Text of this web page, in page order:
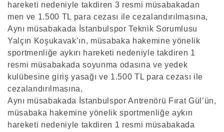
hareketi nedeniyle takdiren 3 resmi müsabakadan
men ve 1.500 TL para cezası ile cezalandırılmasına,
Aynı müsabakada İstanbulspor Teknik Sorumlusu
Yalçın Koşukavak’ın, müsabaka hakemine yönelik
sportmenliğe aykırı hareketi nedeniyle takdiren 1
resmi müsabakada soyunma odasına ve yedek
kulübesine giriş yasağı ve 1.500 TL para cezası ile
cezalandırılmasına,
Aynı müsabakada İstanbulspor Antrenörü Fırat Gül’ün,
müsabaka hakemine yönelik sportmenliğe aykırı
hareketi nedeniyle takdiren 1 resmi müsabakada